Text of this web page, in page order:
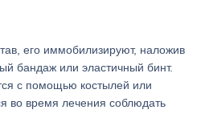
его иммобилизируют, наложив
бандаж или эластичный бинт.
с помощью костылей или
во время лечения соблюдать